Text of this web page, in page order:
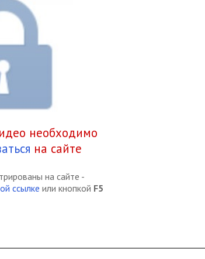
необходимо
на сайте
на сайте -
ссылке или кнопкой F5